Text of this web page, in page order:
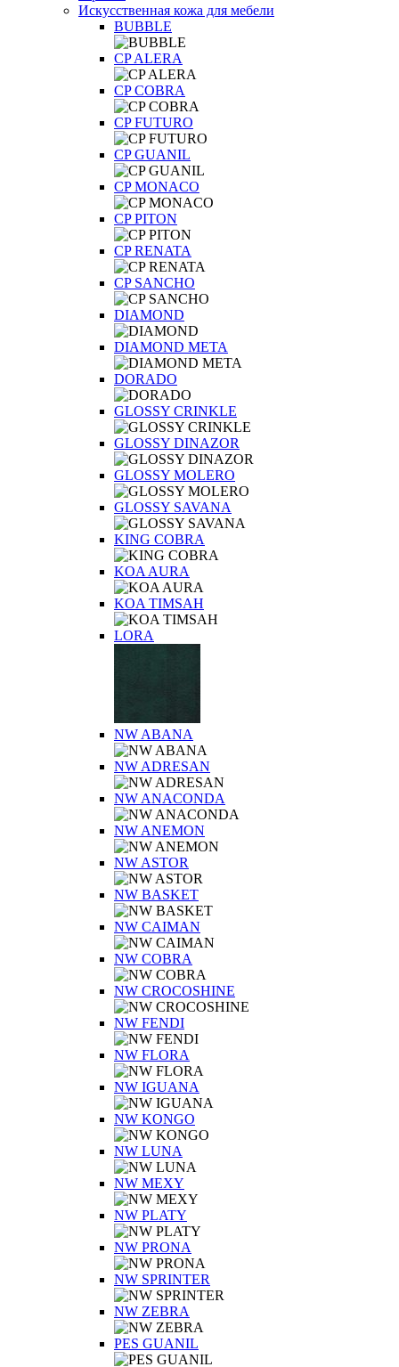
Искусственная кожа для мебели
BUBBLE
CP ALERA
CP COBRA
CP FUTURO
CP GUANIL
CP MONACO
CP PITON
CP RENATA
CP SANCHO
DIAMOND
DIAMOND META
DORADO
GLOSSY CRINKLE
GLOSSY DINAZOR
GLOSSY MOLERO
GLOSSY SAVANA
KING COBRA
KOA AURA
KOA TIMSAH
LORA
NW ABANA
NW ADRESAN
NW ANACONDA
NW ANEMON
NW ASTOR
NW BASKET
NW CAIMAN
NW COBRA
NW CROCOSHINE
NW FENDI
NW FLORA
NW IGUANA
NW KONGO
NW LUNA
NW MEXY
NW PLATY
NW PRONA
NW SPRINTER
NW ZEBRA
PES GUANIL